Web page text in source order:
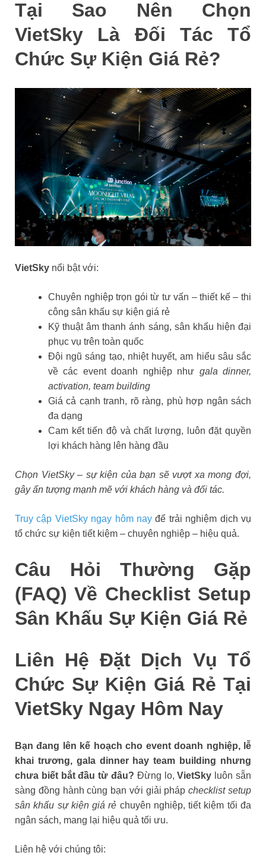
Tại Sao Nên Chọn
VietSky Là Đối Tác Tổ
Chức Sự Kiện Giá Rẻ?
VietSky nổi bật với:
Chuyên nghiệp trọn gói từ tư vấn – thiết kế – thi
công sân khấu sự kiện giá rẻ
Kỹ thuật âm thanh ánh sáng, sân khấu hiện đại
phục vụ trên toàn quốc
Đội ngũ sáng tạo, nhiệt huyết, am hiểu sâu sắc
về các event doanh nghiệp như gala dinner,
activation, team building
Giá cả cạnh tranh, rõ ràng, phù hợp ngân sách
đa dạng
Cam kết tiến độ và chất lượng, luôn đặt quyền
lợi khách hàng lên hàng đầu
Chọn VietSky – sự kiện của bạn sẽ vượt xa mong đợi,
gây ấn tượng mạnh mẽ với khách hàng và đối tác.
Truy cập VietSky ngay hôm nay để trải nghiệm dịch vụ
tổ chức sự kiện tiết kiệm – chuyên nghiệp – hiệu quả.
Câu Hỏi Thường Gặp
(FAQ) Về Checklist Setup
Sân Khấu Sự Kiện Giá Rẻ
Liên Hệ Đặt Dịch Vụ Tổ
Chức Sự Kiện Giá Rẻ Tại
VietSky Ngay Hôm Nay
Bạn đang lên kế hoạch cho event doanh nghiệp, lễ
khai trương, gala dinner hay team building nhưng
chưa biết bắt đầu từ đâu? Đừng lo,VietSky luôn sẵn
sàng đồng hành cùng bạn với giải phápchecklist setup
sân khấu sự kiện giá rẻ chuyên nghiệp, tiết kiệm tối đa
ngân sách, mang lại hiệu quả tối ưu.
Liên hệ với chúng tôi: